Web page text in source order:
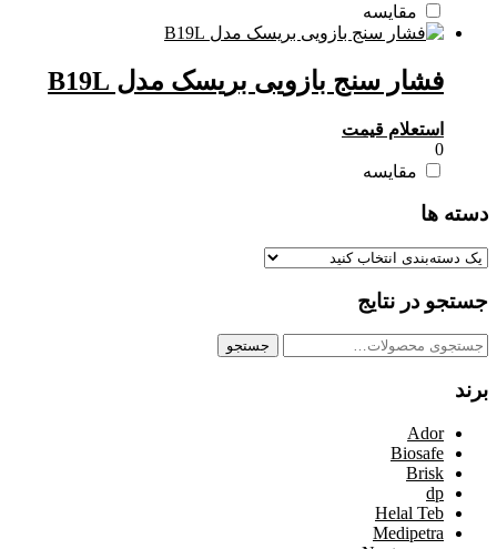
مقایسه
فشار سنج بازویی بریسک مدل B19L
استعلام قیمت
0
مقایسه
دسته ها
جستجو در نتایج
جستجو
جستجو
برند
Ador
Biosafe
Brisk
dp
Helal Teb
Medipetra